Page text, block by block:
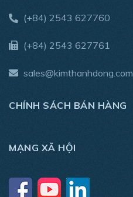
(+84) 2543 627760
(+84) 2543 627761
sales@kimthanhdong.com
CHÍNH SÁCH BÁN HÀNG
MẠNG XÃ HỘI